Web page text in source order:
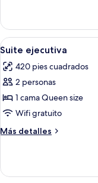
familiar
(Family
Quadruple)
Abrir
todas
las
fotos
de
Suite
ejecutiva
4
Suite ejecutiva
420 pies cuadrados
2 personas
1 cama Queen size
Wifi gratuito
Más detalles
Más
ejecutiva